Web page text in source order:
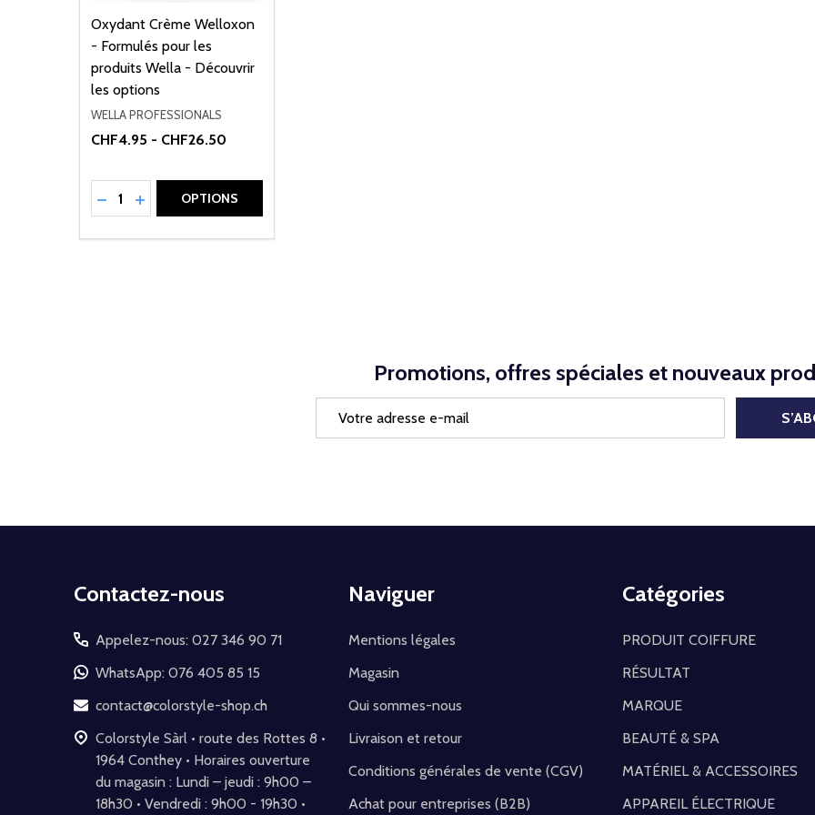
Oxydant Crème Welloxon
- Formulés pour les
produits Wella - Découvrir
les options
WELLA PROFESSIONALS
CHF4.95 - CHF26.50
Quantité:
RÉDUIRE LA QUANTITÉ DE UNDEFINED
AUGMENTER LA QUANTITÉ DE UNDEFINED
OPTIONS
Promotions, offres spéciales et nouveaux
Contactez-nous
Appelez-nous: 027 346 90 71
WhatsApp: 076 405 85 15
contact@colorstyle-shop.ch
Colorstyle Sàrl • route des Rottes 8 •
1964 Conthey • Horaires ouverture
du magasin : Lundi – jeudi : 9h00 –
18h30 • Vendredi : 9h00 - 19h30 •
Naviguer
Mentions légales
Magasin
Qui sommes-nous
Livraison et retour
Conditions générales de vente (CGV)
Achat pour entreprises (B2B)
Catégories
PRODUIT COIFFURE
RÉSULTAT
MARQUE
BEAUTÉ & SPA
MATÉRIEL & ACCESSOIRES
APPAREIL ÉLECTRIQUE